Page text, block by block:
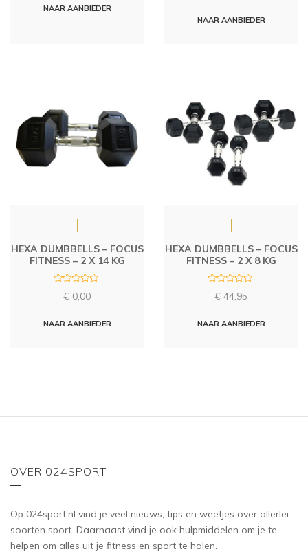
d
NAAR AANBIEDER
d
NAAR AANBIEDER
HEXA DUMBBELLS – FOCUS
FITNESS – 2 X 14 KG
d
€ 0,00
NAAR AANBIEDER
HEXA DUMBBELLS – FOCUS
FITNESS – 2 X 8 KG
d
€ 44,95
NAAR AANBIEDER
OVER 024SPORT
Op 024sport.nl vind je veel nieuws, tips en weetjes over allerlei
soorten sport. Daarnaast vind je ook hulpmiddelen om je te
helpen om alles uit je fitness en sport te halen.